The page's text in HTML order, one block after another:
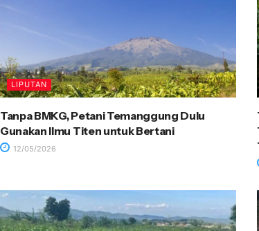
LIPUTAN
Tanpa BMKG, Petani Temanggung Dulu
Gunakan Ilmu Titen untuk Bertani
12/05/2026